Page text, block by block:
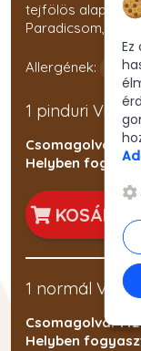
tejfölös alap,
Paradicsom,
Allergének:
1 pinduri Vidd
Csomagolva:
Helyben
KOSÁRBA
1 normál Vidd
Csomagolva:
Helyben